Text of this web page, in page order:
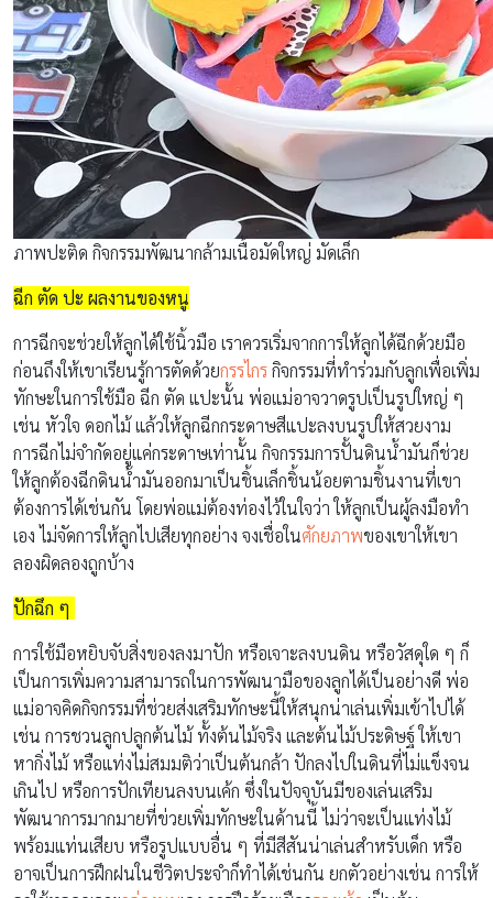
ภาพปะติด กิจกรรมพัฒนากล้ามเนื้อมัดใหญ่ มัดเล็ก
ฉีก ตัด ปะ ผลงานของหนู
การฉีกจะช่วยให้ลูกได้ใช้นิ้วมือ เราควรเริ่มจากการให้ลูกได้ฉีกด้วยมือ
ก่อนถึงให้เขาเรียนรู้การตัดด้วยกรรไกรกิจกรรมที่ทำร่วมกับลูกเพื่อเพิ่ม
ทักษะในการใช้มือ ฉีก ตัด แปะนั้น พ่อแม่อาจวาดรูปเป็นรูปใหญ่ ๆ
เช่น หัวใจ ดอกไม้ แล้วให้ลูกฉีกกระดาษสีแปะลงบนรูปให้สวยงาม
การฉีกไม่จำกัดอยู่แค่กระดาษเท่านั้น กิจกรรมการปั้นดินน้ำมันก็ช่วย
ให้ลูกต้องฉีกดินน้ำมันออกมาเป็นชิ้นเล็กชิ้นน้อยตามชิ้นงานที่เขา
ต้องการได้เช่นกัน โดยพ่อแม่ต้องท่องไว้ในใจว่า ให้ลูกเป็นผู้ลงมือทำ
เอง ไม่จัดการให้ลูกไปเสียทุกอย่าง จงเชื่อในศักยภาพของเขาให้เขา
ลองผิดลองถูกบ้าง
ปักฉึก ๆ
การใช้มือหยิบจับสิ่งของลงมาปัก หรือเจาะลงบนดิน หรือวัสดุใด ๆ ก็
เป็นการเพิ่มความสามารถในการพัฒนามือของลูกได้เป็นอย่างดี พ่อ
แม่อาจคิดกิจกรรมที่ช่วยส่งเสริมทักษะนี้ให้สนุกน่าเล่นเพิ่มเข้าไปได้
เช่น การชวนลูกปลูกต้นไม้ ทั้งต้นไม้จริง และต้นไม้ประดิษฐ์ ให้เขา
หากิ่งไม้ หรือแท่งไม่สมมติว่าเป็นต้นกล้า ปักลงไปในดินที่ไม่แข็งจน
เกินไป หรือการปักเทียนลงบนเค้ก ซึ่งในปัจจุบันมีของเล่นเสริม
พัฒนาการมากมายที่ข่วยเพิ่มทักษะในด้านนี้ ไม่ว่าจะเป็นแท่งไม้
พร้อมแท่นเสียบ หรือรูปแบบอื่น ๆ ที่มีสีสันน่าเล่นสำหรับเด็ก หรือ
อาจเป็นการฝึกฝนในชีวิตประจำก็ทำได้เช่นกัน ยกตัวอย่างเช่น การให้